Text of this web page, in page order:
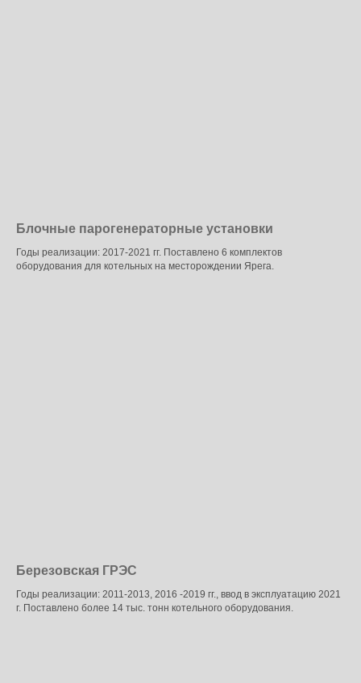
Блочные парогенераторные установки
Годы реализации: 2017-2021 гг. Поставлено 6 комплектов
оборудования для котельных на месторождении Ярега.
Березовская ГРЭС
Годы реализации: 2011-2013, 2016 -2019 гг., ввод в эксплуатацию 2021
г. Поставлено более 14 тыс. тонн котельного оборудования.